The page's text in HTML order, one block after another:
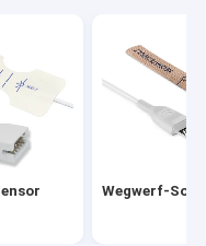
Wegwerf-